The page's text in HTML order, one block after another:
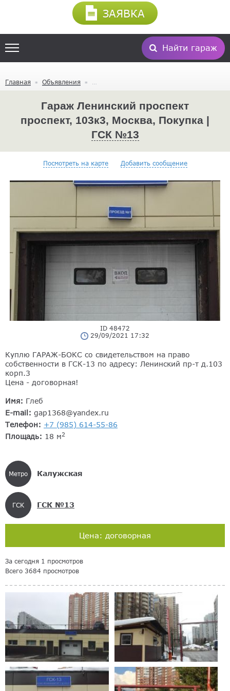
Найти гараж
ЗАЯВКА
Главная Объявления
Гараж Ленинский проспект
проспект, 103к3, Москва, Покупка |
ГСК №13
Посмотреть на карте Добавить сообщение
ID 48472
29/09/2021 17:32
Куплю ГАРАЖ-БОКС со свидетельством на право
собственности в ГСК-13 по адресу: Ленинский пр-т д.103
корп.3
Цена - договорная!
Имя: Глеб
E-mail: gap1368@yandex.ru
Телефон: +7 (985) 614-55-86
Площадь: 18 м2
Метро Калужская
ГСК ГСК №13
Цена: договорная
За сегодня 1 просмотров
Всего 3684 просмотров